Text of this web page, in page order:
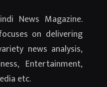
News Magazine.
on delivering
news analysis,
Entertainment,
etc.